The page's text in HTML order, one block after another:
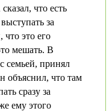
что есть
за
это его
мешать. В
семьей, принял
объяснил, что там
сразу за
ему этого